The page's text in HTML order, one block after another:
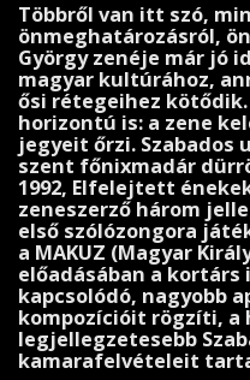
Többről van itt szó,
önmeghatározásról,
György zenéje már jó
magyar kultúrához,
ősi rétegeihez
horizontú is: a zene
jegyeit őrzi. Szabados
szent főnixmadár
1992, Elfelejtett
zeneszerző három
első szólózongora
a MAKUZ (Magyar
előadásában a
kapcsolódó, nagyobb
kompozícióit rögzíti, a
legjellegzetesebb
kamarafelvételeit